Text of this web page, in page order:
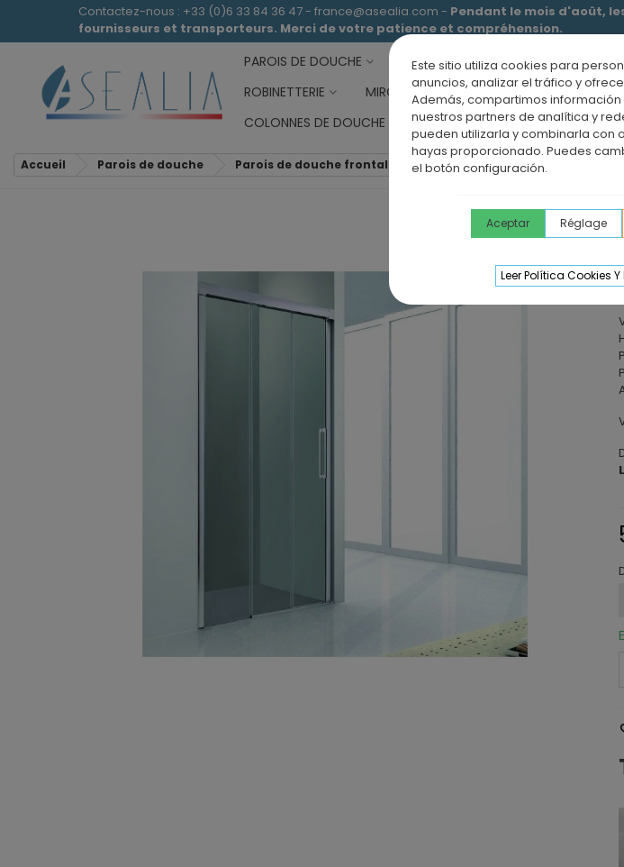
Este sitio utiliza cookies para
anuncios, analizar el tráfico y
Además, compartimos información
nuestros partners de analítica y
pueden utilizarla y combinarla con
hayas proporcionado. Puedes
el botón configuración.
Aceptar Réglage
Leer Política Cookies
Contactez-nous : +33 (0)6 33 84 36 47 - france@asealia.com - Pendant le mois d'août,
fournisseurs et transporteurs. Merci de votre patience et compréhension.
PAROIS DE DOUCHE RECEVEURS DE DOUCHE
ROBINETTERIE
MIROIRS DE SALLE DE BAIN PANNEAUX
COLONNES DE DOUCHE
ÉVIERS DE CUISINE BLOG
Accueil Parois de douche Parois de douche frontales de 2 ou 3 portes coulissantes